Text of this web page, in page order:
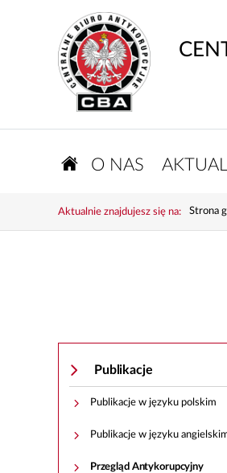
O NAS
Aktualnie znajdujesz się na: Strona
Publikacje
Publikacje w języku polskim
Publikacje w języku
Przegląd Antykorupcyjny